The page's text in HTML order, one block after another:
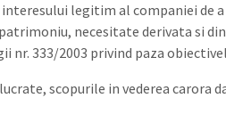
legitim al companiei de
necesitate derivata si
nr. 333/2003 privind paza
scopurile in vederea carora